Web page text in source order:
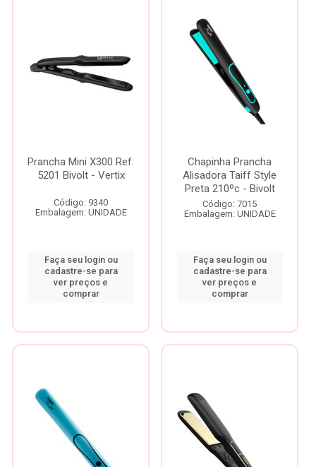
Prancha Mini X300 Ref.
5201 Bivolt - Vertix
Código: 9340
Embalagem: UNIDADE
Faça seu login ou
cadastre-se para
ver preços e
comprar
Chapinha Prancha
Alisadora Taiff Style
Preta 210ºc - Bivolt
Código: 7015
Embalagem: UNIDADE
Faça seu login ou
cadastre-se para
ver preços e
comprar